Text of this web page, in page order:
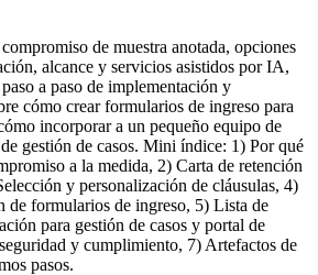
de muestra anotada, opciones
alcance y servicios asistidos por IA,
a paso de implementación y
cómo crear formularios de ingreso para
incorporar a un pequeño equipo de
gestión de casos. Mini índice: 1) Por qué
a la medida, 2) Carta de retención
y personalización de cláusulas, 4)
de formularios de ingreso, 5) Lista de
para gestión de casos y portal de
y cumplimiento, 7) Artefactos de
pasos.